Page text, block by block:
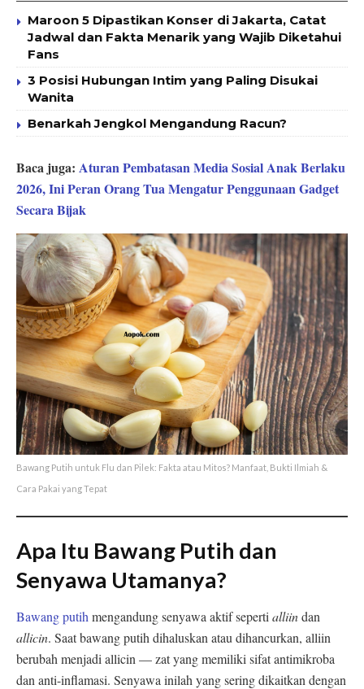
Maroon 5 Dipastikan Konser di Jakarta, Catat
Jadwal dan Fakta Menarik yang Wajib Diketahui
Fans
3 Posisi Hubungan Intim yang Paling Disukai
Wanita
Benarkah Jengkol Mengandung Racun?
Baca juga: Aturan Pembatasan Media Sosial Anak Berlaku
2026, Ini Peran Orang Tua Mengatur Penggunaan Gadget
Secara Bijak
Bawang Putih untuk Flu dan Pilek: Fakta atau Mitos? Manfaat, Bukti Ilmiah &
Cara Pakai yang Tepat
Apa Itu Bawang Putih dan
Senyawa Utamanya?
Bawang putih mengandung senyawa aktif seperti alliindan
allicin. Saat bawang putih dihaluskan atau dihancurkan, alliin
berubah menjadi allicin — zat yang memiliki sifat antimikroba
dan anti-inflamasi. Senyawa inilah yang sering dikaitkan dengan